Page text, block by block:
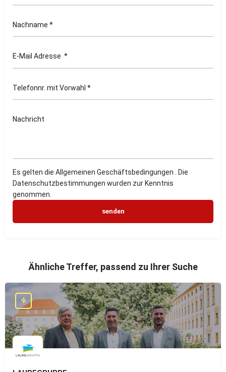
Es gelten die Allgemeinen Geschäftsbedingungen . Die
Datenschutzbestimmungen wurden zur Kenntnis
genommen.
Ähnliche Treffer, passend zu Ihrer Suche